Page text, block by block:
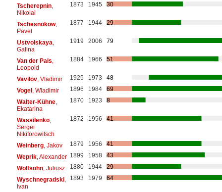
Tscherepnin,
Nikolai
1873 1945 30
Tschesnokow,
Pavel
1877 1944 29
Ustvolskaya
Galina
1919 2006 79
Van der Pals
Leopold
1884 1966 51
Vavilov, Vladimir 1925 1973
48
Vogel, Wladimir 1896 1984
69
Walter-Kühne,
Ekatarina
1870 1923 8
Wassilenko,
Sergei
Nikiforowitsch
1872 1956 41
Weinberg, Jakov 1879 1956
41
Weprik, Alexander 1899 1958
43
Wolfsohn, Juliusz 1880 1944
29
Wyschnegradski,
Ivan
1893 1979 64